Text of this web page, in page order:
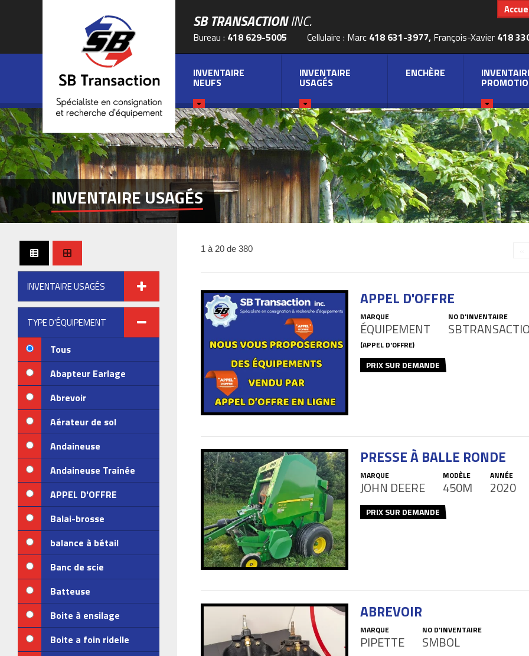
SB TRANSACTIONINC.
Bureau : 418 629-5005 Cellulaire : Marc 418 631-3977, François-Xavier 418
INVENTAIRE
NEUFS
INVENTAIRE
USAGÉS
ENCHÈRE
INVENTAIRE USAGÉS
INVENTAIRE USAGÉS
TYPE D'ÉQUIPEMENT
Tous
Abapteur Earlage
Abrevoir
Aérateur de sol
Andaineuse
Andaineuse Trainée
APPEL D'OFFRE
Balai-brosse
balance à bétail
Banc de scie
Batteuse
Boite à ensilage
Boite a foin ridelle
1 à 20 de 380
APPEL D'OFFRE
MARQUE
ÉQUIPEMENT
NO D'INVENTAIRE
(APPEL D'OFFRE)
PRIX SUR DEMANDE
PRESSE À BALLE RONDE
MARQUE
JOHN DEERE
MODÈLE
450M
ANNÉE
2020
PRIX SUR DEMANDE
ABREVOIR
MARQUE
PIPETTE
NO D'INVENTAIRE
SMBOL